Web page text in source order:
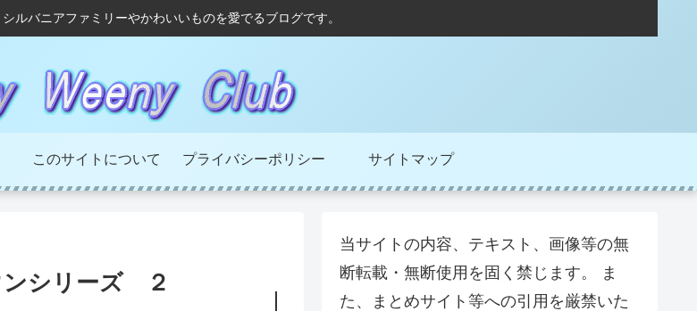
ルバニアファミリーやかわいいものを愛でるブログです。
このサイトについて プライバシーポリシー サイトマップ
シリーズ ２
当サイトの内容、テキスト、画像等の無
断転載・無断使用を固く禁じます。 ま
た、まとめサイト等への引用を厳禁いた